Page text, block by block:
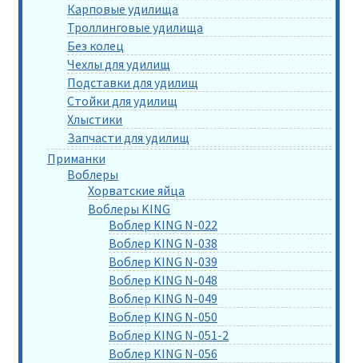
Карповые удилища
Троллинговые удилища
Без колец
Чехлы для удилищ
Подставки для удилищ
Стойки для удилищ
Хлыстики
Запчасти для удилищ
Приманки
Воблеры
Хорватские яйца
Воблеры KING
Воблер KING N-022
Воблер KING N-038
Воблер KING N-039
Воблер KING N-048
Воблер KING N-049
Воблер KING N-050
Воблер KING N-051-2
Воблер KING N-056